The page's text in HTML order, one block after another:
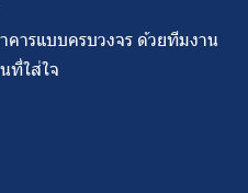
ารแบบครบวงจร ด้วยทีมงาน
ที่ใส่ใจ